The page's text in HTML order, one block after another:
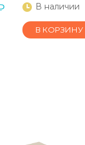
В наличии
В КОРЗИНУ